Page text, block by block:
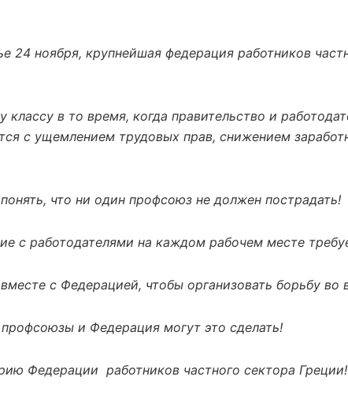
ноября, крупнейшая федерация работников
в то время, когда правительство и
с ущемлением трудовых прав, снижением
что ни один профсоюз не должен пострадать!
с работодателями на каждом рабочем месте
с Федерацией, чтобы организовать борьбу во
и Федерация могут это сделать!
Федерации работников частного сектора Греции!